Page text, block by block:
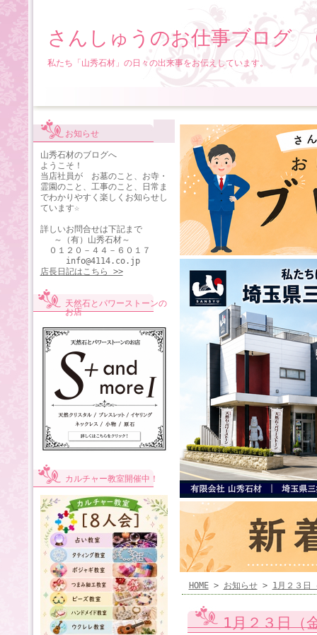
さんしゅうのお仕事ブロ
私たち「山秀石材」の日々の出来事をお伝えしています。
お知らせ
山秀石材のブログへ
ようこそ！
当店社員が お墓のこと、お寺・
霊園のこと、工事のこと、日常ま
でわかりやすく楽しくお知らせし
ています☆
詳しいお問合せは下記まで
～（有）山秀石材～
０１２０－４４－６０１７
info@4114.co.jp
店長日記はこちら >>
天然石とパワーストーンの
お店
カルチャー教室開催中！
HOME> お知らせ> 1月２３日
1月２３日（